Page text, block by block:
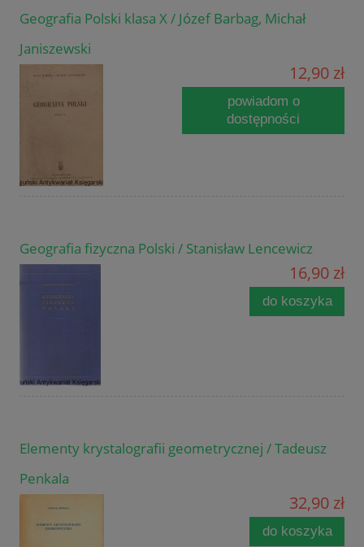
Geografia Polski klasa X / Józef Barbag, Michał
Janiszewski
12,90 zł
powiadom o
dostępności
Geografia fizyczna Polski / Stanisław Lencewicz
16,90 zł
do koszyka
Elementy krystalografii geometrycznej / Tadeusz
Penkala
32,90 zł
do koszyka